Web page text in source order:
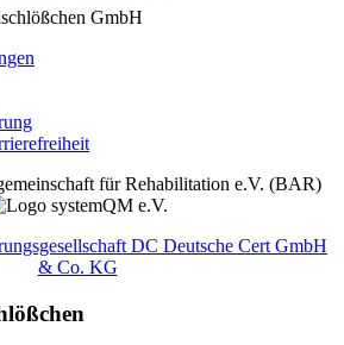
GmbH
DC Deutsche Cert GmbH
& Co. KG